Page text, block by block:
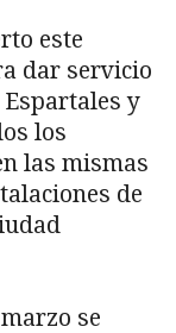
este
dar servicio
y
los
las mismas
de
se